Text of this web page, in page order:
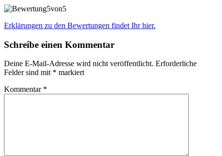
Erklärungen zu den Bewertungen findet Ihr hier.
Schreibe einen Kommentar
Deine E-Mail-Adresse wird nicht veröffentlicht. Erforderliche
Felder sind mit * markiert
Kommentar *